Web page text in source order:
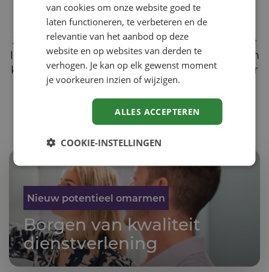
Wat we jou beloven
Jouw organisatie in beweging, waar innovatie
leeft en mensen bijdragen aan vooruitgang. In
kleine, concrete stappen boeken we zichtbaar
resultaat, bouwen we vertrouwen en zorgen
we dat verandering duurzaam is.
Nieuw potentieel omarmen
Borgen van kwaliteit
dienstver­le­ning
van cookies om onze website goed te
laten functioneren, te verbeteren en de
relevantie van het aanbod op deze
website en op websites van derden te
verhogen. Je kan op elk gewenst moment
je voorkeuren inzien of wijzigen.
ALLES ACCEPTEREN
COOKIE-INSTELLINGEN